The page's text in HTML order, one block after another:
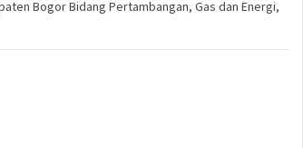
Bogor Bidang Pertambangan, Gas dan Energi,